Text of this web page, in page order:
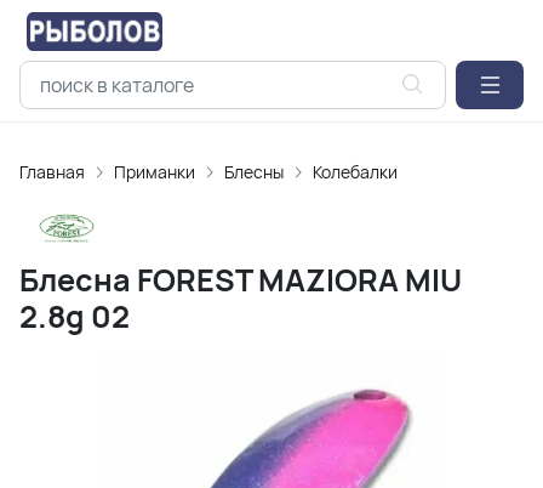
Главная Приманки Блесны Колебалки
Блесна FOREST MAZIORA MIU
2.8g 02